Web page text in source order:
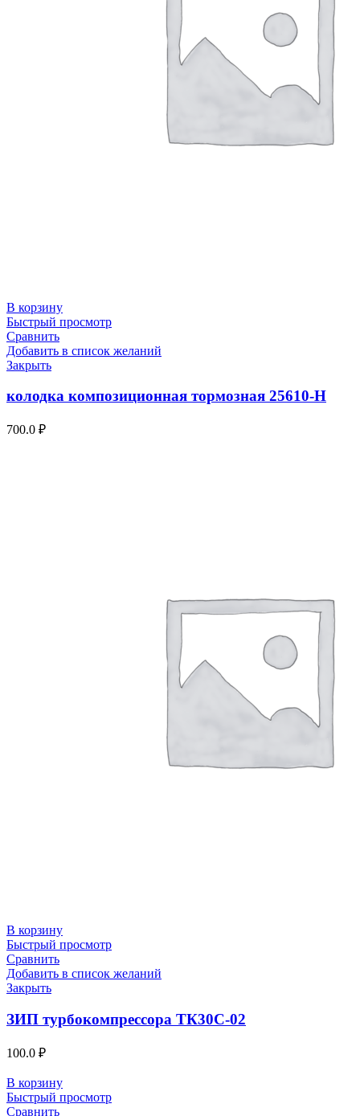
В корзину
Быстрый просмотр
Сравнить
Добавить в список желаний
Закрыть
колодка композиционная тормозная 25610-Н
700.0 ₽
В корзину
Быстрый просмотр
Сравнить
Добавить в список желаний
Закрыть
ЗИП турбокомпрессора ТК30С-02
100.0 ₽
В корзину
Быстрый просмотр
Сравнить